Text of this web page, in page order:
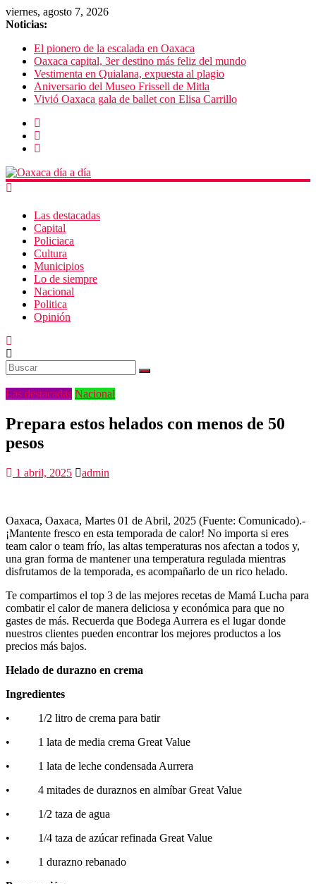
viernes, agosto 7, 2026
Noticias:
El pionero de la escalada en Oaxaca
Oaxaca capital, 3er destino más feliz del mundo
Vestimenta en Quialana, expuesta al plagio
Aniversario del Museo Frissell de Mitla
Vivió Oaxaca gala de ballet con Elisa Carrillo
Las destacadas
Capital
Policiaca
Cultura
Municipios
Lo de siempre
Nacional
Politica
Opinión
Las destacadas Nacional
Prepara estos helados con menos de 50
pesos
1 abril, 2025 admin
Oaxaca, Oaxaca, Martes 01 de Abril, 2025 (Fuente: Comunicado).-
¡Mantente fresco en esta temporada de calor! No importa si eres
team calor o team frío, las altas temperaturas nos afectan a todos y,
una gran forma de mantener una temperatura regulada mientras
disfrutamos de la temporada, es acompañarlo de un rico helado.
Te compartimos el top 3 de las mejores recetas de Mamá Lucha para
combatir el calor de manera deliciosa y económica para que no
gastes de más. Recuerda que Bodega Aurrera es el lugar donde
nuestros clientes pueden encontrar los mejores productos a los
precios más bajos.
Helado de durazno en crema
Ingredientes
• 1/2 litro de crema para batir
• 1 lata de media crema Great Value
• 1 lata de leche condensada Aurrera
• 4 mitades de duraznos en almíbar Great Value
• 1/2 taza de agua
• 1/4 taza de azúcar refinada Great Value
• 1 durazno rebanado